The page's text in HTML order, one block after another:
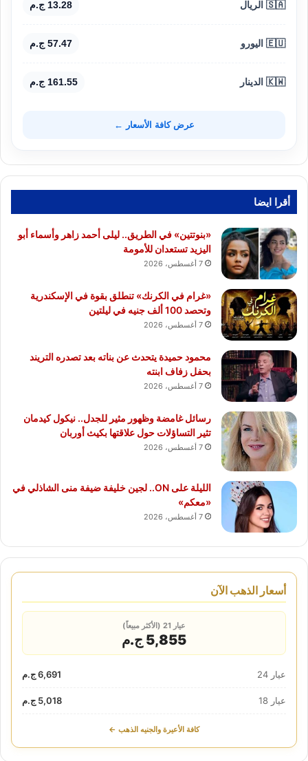
🇸🇦 الريال 13.28 ج.م
🇪🇺 اليورو 57.47 ج.م
🇰🇼 الدينار 161.55 ج.م
عرض كافة الأسعار ←
أقرا ايضا
«بنوتتين» في الطريق.. ليلى أحمد زاهر وأسماء أبو
اليزيد تستعدان للأمومة
7 أغسطس، 2026
«غرام في الكرنك» تنطلق بقوة في الإسكندرية
وتحصد 100 ألف جنيه في ليلتين
7 أغسطس، 2026
محمود حميدة يتحدث عن بناته بعد تصدره التريند
بحفل زفاف ابنته
7 أغسطس، 2026
رسائل غامضة وظهور مثير للجدل.. نيكول كيدمان
تثير التساؤلات حول علاقتها بكيث أوربان
7 أغسطس، 2026
الليلة على ON.. لجين خليفة ضيفة منى الشاذلي في
«معكم»
7 أغسطس، 2026
أسعار الذهب الآن
عيار 21 (الأكثر مبيعاً)
5,855 ج.م
عيار 24 6,691 ج.م
عيار 18 5,018 ج.م
كافة الأعيرة والجنيه الذهب ←